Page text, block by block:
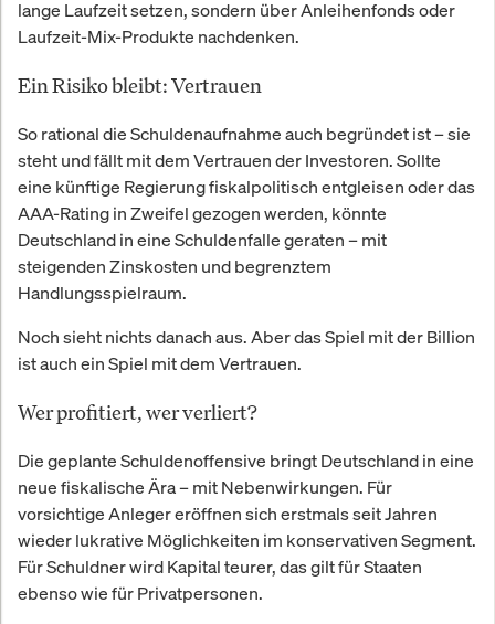
lange Laufzeit setzen, sondern über Anleihenfonds oder
Laufzeit-Mix-Produkte nachdenken.
Ein Risiko bleibt: Vertrauen
So rational die Schuldenaufnahme auch begründet ist – sie
steht und fällt mit dem Vertrauen der Investoren. Sollte
eine künftige Regierung fiskalpolitisch entgleisen oder das
AAA-Rating in Zweifel gezogen werden, könnte
Deutschland in eine Schuldenfalle geraten – mit
steigenden Zinskosten und begrenztem
Handlungsspielraum.
Noch sieht nichts danach aus. Aber das Spiel mit der Billion
ist auch ein Spiel mit dem Vertrauen.
Wer profitiert, wer verliert?
Die geplante Schuldenoffensive bringt Deutschland in eine
neue fiskalische Ära – mit Nebenwirkungen. Für
vorsichtige Anleger eröffnen sich erstmals seit Jahren
wieder lukrative Möglichkeiten im konservativen Segment.
Für Schuldner wird Kapital teurer, das gilt für Staaten
ebenso wie für Privatpersonen.